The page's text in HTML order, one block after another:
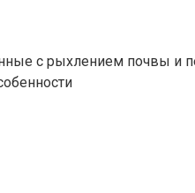
с рыхлением почвы и